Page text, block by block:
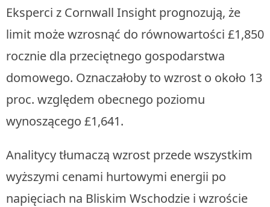
Eksperci z Cornwall Insight prognozują, że
limit może wzrosnąć do równowartości £1,850
rocznie dla przeciętnego gospodarstwa
domowego. Oznaczałoby to wzrost o około 13
proc. względem obecnego poziomu
wynoszącego £1,641.
Analitycy tłumaczą wzrost przede wszystkim
wyższymi cenami hurtowymi energii po
napięciach na Bliskim Wschodzie i wzroście